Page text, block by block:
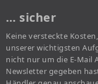
… sicher
Keine versteckte
unserer wichtigsten
nicht nur um die E-Mail
Newsletter gegeben